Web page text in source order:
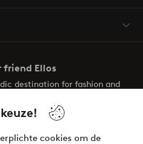
cookies om de
friend Ellos
destination for fashion and
inspiring look is here!